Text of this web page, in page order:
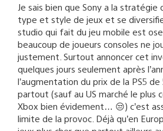
Je sais bien que Sony a la
type et style de jeux et se
studio qui fait du jeu mobile est
beaucoup de joueurs consoles ne
justement. Surtout annoncer cet
quelques jours seulement après
l’augmentation du prix de la PS5 de
partout (sauf au US marché le plus
Xbox bien évidement… 😒) c’est
limite de la provoc. Déjà qu’en